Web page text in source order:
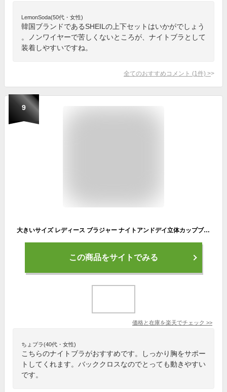
LemonSoda(50代・女性)
韓国ブランドであるSHEILの上下セットはいかがでしょう
。ノンワイヤーで苦しくないところが、ナイトブラとして
装着しやすいですね。
全てのおすすめコメント (1 件) >
9
大きいサイズ レディース ブラジャー ナイトアンドデイ立体カップブラ ナイトブラ 昼夜兼用 蝶 バタフライ レース ノンワイヤー ノンホック オールシーズン 立体構造 カップ内蔵 楽チン 黒 秋新作 LL 2L 3L 4L 5L パープル ブラック ベージュ モスグリーン ゴールドジャパン
この商品をサイトでみる
価格と在庫を楽天でチェック >>
ちょプラ(40代・女性)
こちらのナイトブラがおすすめです。しっかり胸をサポー
トしてくれます。バッククロスなのでとっても動きやすい
です。